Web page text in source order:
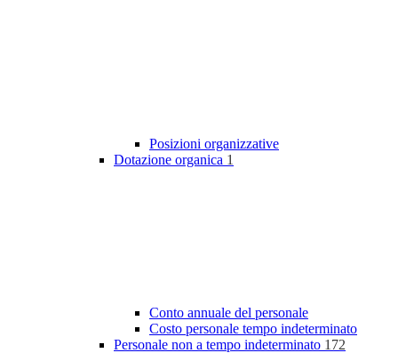
Posizioni organizzative
Dotazione organica 1
Conto annuale del personale
Costo personale tempo indeterminato
Personale non a tempo indeterminato 172